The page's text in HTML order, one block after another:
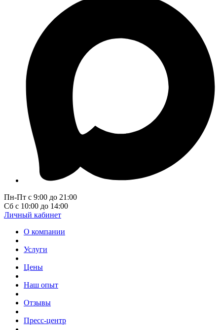
Пн-Пт с 9:00 до 21:00
Сб с 10:00 до 14:00
Личный кабинет
О компании
Услуги
Цены
Наш опыт
Отзывы
Пресс-центр